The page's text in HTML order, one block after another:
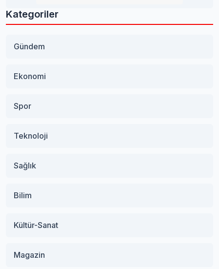
Kategoriler
Gündem
Ekonomi
Spor
Teknoloji
Sağlık
Bilim
Kültür-Sanat
Magazin